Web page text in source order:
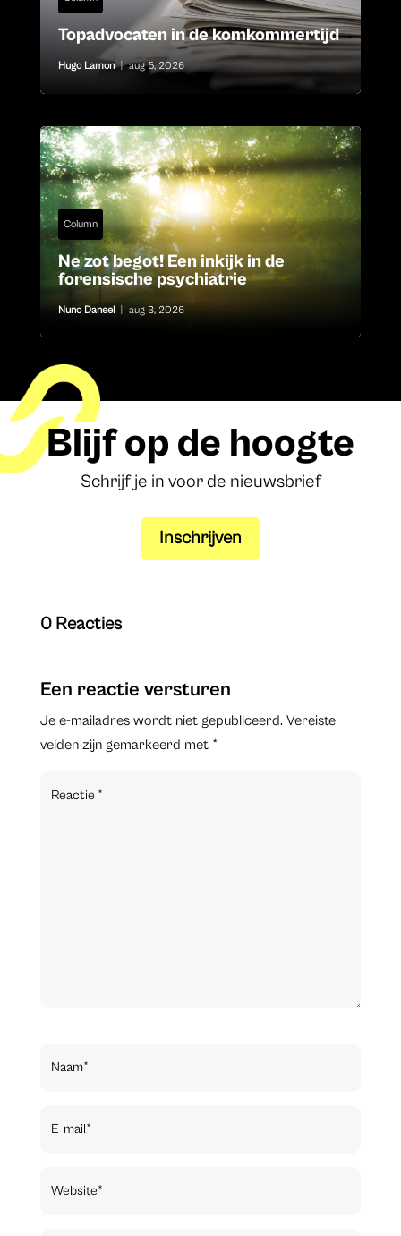
Topadvocaten in de komkommertijd
Hugo Lamon | aug 5, 2026
Column
Ne zot begot! Een inkijk in de
forensische psychiatrie
Nuno Daneel aug 3, 2026
Blijf op de hoogte
Schrijf je in voor de nieuwsbrief
Inschrijven
0 Reacties
Een reactie versturen
Je e-mailadres wordt niet gepubliceerd. Vereiste
velden zijn gemarkeerd met *